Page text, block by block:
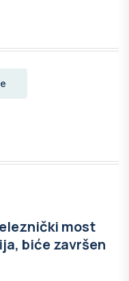
most
biće završen